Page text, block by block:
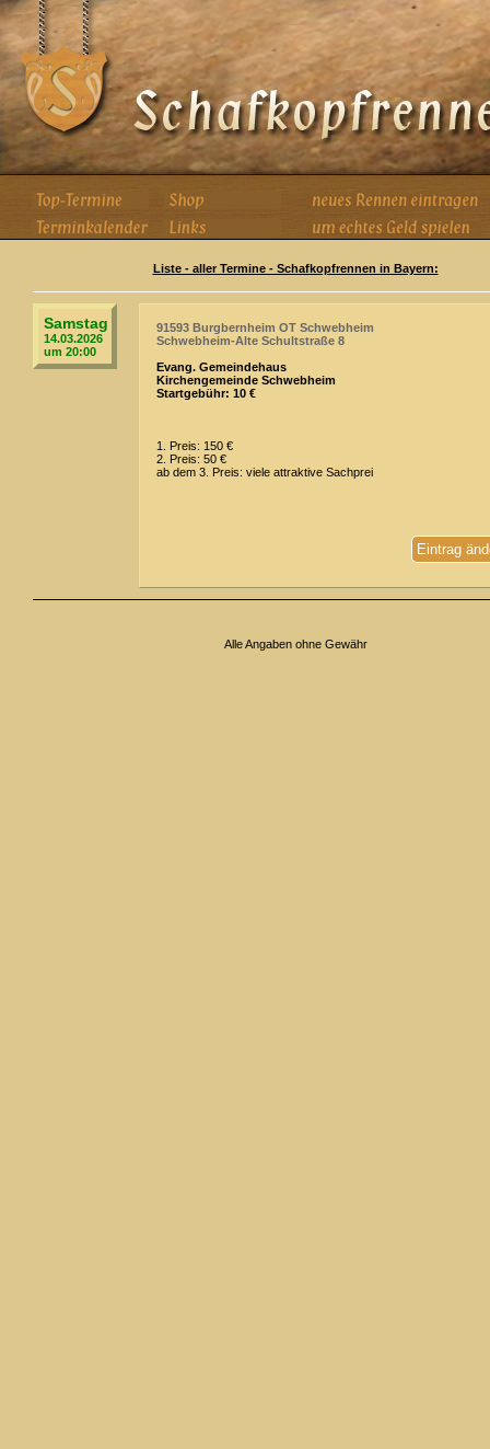
Liste - aller Termine - Schafkopfrennen in Bayern:
Samstag
14.03.2026
um 20:00
91593 Burgbernheim OT Schwebheim
Schwebheim-Alte Schultstraße 8
Evang. Gemeindehaus
Kirchengemeinde Schwebheim
Startgebühr: 10 €
1. Preis: 150 €
2. Preis: 50 €
ab dem 3. Preis: viele attraktive Sachprei
Eintrag
Alle Angaben ohne Gewähr